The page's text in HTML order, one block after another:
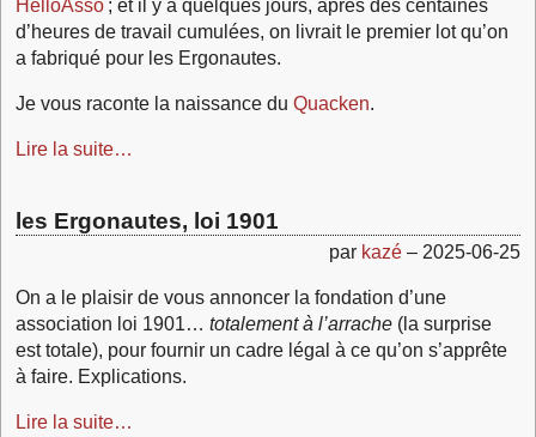
HelloAsso ; et il y a quelques jours, après des centaines
d’heures de travail cumulées, on livrait le premier lot qu’on
a fabriqué pour les Ergonautes.
Je vous raconte la naissance du Quacken.
Lire la suite…
les Ergonautes, loi 1901
par kazé – 2025-06-25
On a le plaisir de vous annoncer la fondation d’une
association loi 1901… totalement à l’arrache (la surprise
est totale), pour fournir un cadre légal à ce qu’on s’apprête
à faire. Explications.
Lire la suite…